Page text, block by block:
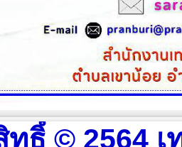
ทธิ์ © 2564